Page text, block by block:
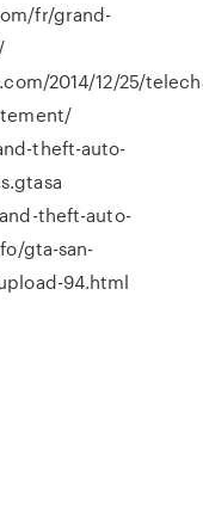
fr/grand-
2014/12/25/
theft-auto-
theft-auto-
gta-san-
94.html